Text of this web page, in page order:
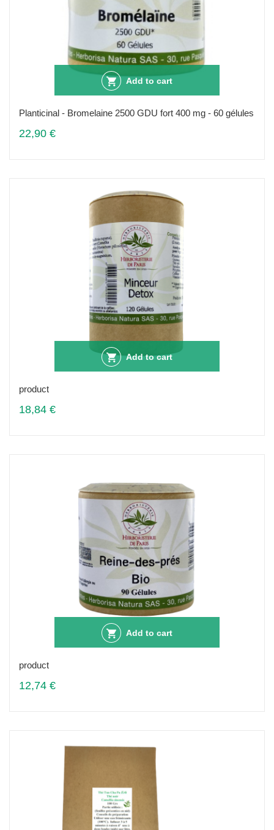
Add to cart
Planticinal - Bromelaine 2500 GDU fort 400 mg - 60 gélules
22,90 €
Add to cart
product
18,84 €
Add to cart
product
12,74 €